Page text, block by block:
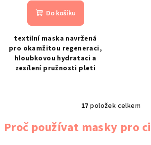
Do košíku
textilní maska navržená
pro okamžitou regeneraci,
hloubkovou hydrataci a
zesílení pružnosti pleti
O
v
l
17 položek celkem
Proč používat masky pro